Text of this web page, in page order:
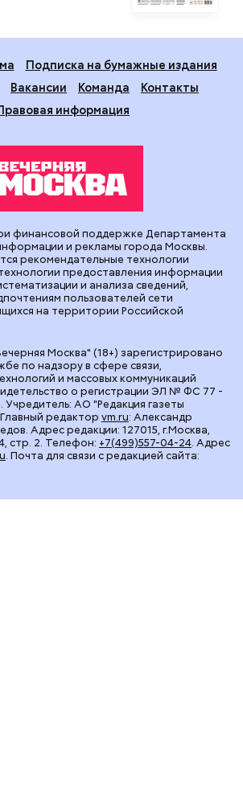
Подписка на бумажные издания
Вакансии Команда
Контакты
информация
Москва" (18+) зарегистрировано
по надзору в сфере связи,
и массовых коммуникаций
о регистрации ЭЛ № ФС 77 -
Учредитель: АО "Редакция газеты
редактор vm.ru: Александр
Адрес редакции: 127015, г.Москва,
стр. 2. Телефон: +7(499)557-04-24. Адрес
. Почта для связи с редакцией сайта:
финансовой поддержке Департамента
и рекламы города Москвы.
рекомендательные технологии
предоставления информации
и анализа сведений,
пользователей сети
на территории Российской